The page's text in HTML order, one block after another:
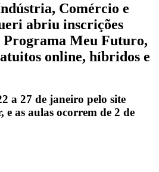
Comércio e
abriu inscrições
Programa Meu Futuro,
online, híbridos e
a 27 de janeiro pelo site
as aulas ocorrem de 2 de